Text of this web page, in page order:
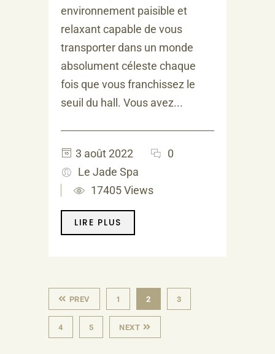
environnement paisible et
relaxant capable de vous
transporter dans un monde
absolument céleste chaque
fois que vous franchissez le
seuil du hall. Vous avez...
3 août 2022
0
Le Jade Spa
17405 Views
LIRE PLUS
PREV 1 2 3
4 5 NEXT